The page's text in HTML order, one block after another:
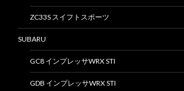
ZC33S スイフトスポーツ
SUBARU
GC8 インプレッサWRX STI
GDB インプレッサWRX STI